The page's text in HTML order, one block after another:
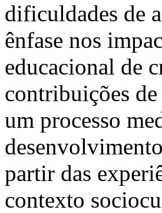
dificuldades de
ênfase nos
educacional de
contribuições
um processo
partir das
contexto